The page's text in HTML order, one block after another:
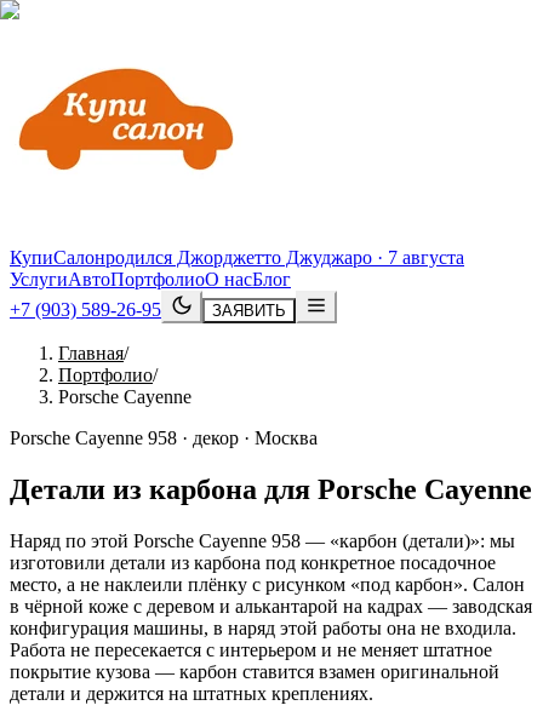
КупиСалонродился Джорджетто Джуджаро · 7 августа
УслугиАвтоПортфолиоО насБлог
+7 (903) 589-26-95
ЗАЯВИТЬ
Главная/
Портфолио/
Porsche Cayenne
Porsche Cayenne 958 · декор · Москва
Детали из карбона для Porsche Cayenne
Наряд по этой Porsche Cayenne 958 — «карбон (детали)»: мы
изготовили детали из карбона под конкретное посадочное
место, а не наклеили плёнку с рисунком «под карбон». Салон
в чёрной коже с деревом и алькантарой на кадрах — заводская
конфигурация машины, в наряд этой работы она не входила.
Работа не пересекается с интерьером и не меняет штатное
покрытие кузова — карбон ставится взамен оригинальной
детали и держится на штатных креплениях.